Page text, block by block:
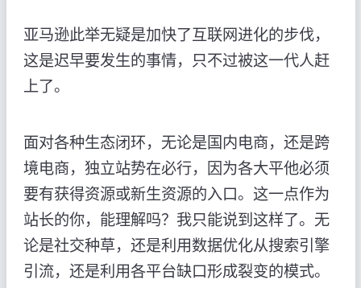
亚马逊此举无疑是加快了互联网进化的步伐，
这是迟早要发生的事情，只不过被这一代人赶
上了。
面对各种生态闭环，无论是国内电商，还是跨
境电商，独立站势在必行，因为各大平他必须
要有获得资源或新生资源的入口。这一点作为
站长的你，能理解吗？我只能说到这样了。无
论是社交种草，还是利用数据优化从搜索引擎
引流，还是利用各平台缺口形成裂变的模式。